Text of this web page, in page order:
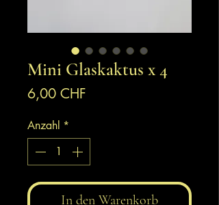
Mini Glaskaktus x 4
6,00 CHF
Anzahl *
In den Warenkorb